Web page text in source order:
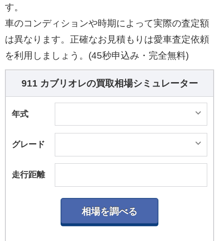
す。
車のコンディションや時期によって実際の査定額
は異なります。正確なお見積もりは愛車査定依頼
を利用しましょう。(45秒申込み・完全無料)
911 カブリオレの買取相場シミュレーター
年式
グレード
走行距離